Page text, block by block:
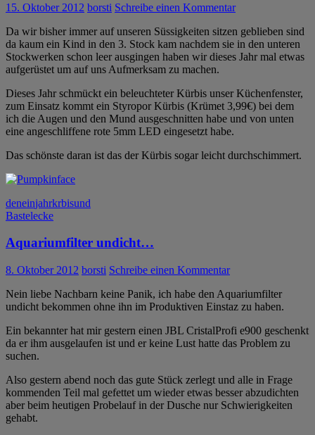
15. Oktober 2012 borsti Schreibe einen Kommentar
Da wir bisher immer auf unseren Süssigkeiten sitzen geblieben sind
da kaum ein Kind in den 3. Stock kam nachdem sie in den unteren
Stockwerken schon leer ausgingen haben wir dieses Jahr mal etwas
aufgerüstet um auf uns Aufmerksam zu machen.
Dieses Jahr schmückt ein beleuchteter Kürbis unser Küchenfenster,
zum Einsatz kommt ein Styropor Kürbis (Krümet 3,99€) bei dem
ich die Augen und den Mund ausgeschnitten habe und von unten
eine angeschliffene rote 5mm LED eingesetzt habe.
Das schönste daran ist das der Kürbis sogar leicht durchschimmert.
deneinjahrkrbisund
Bastelecke
Aquariumfilter undicht…
8. Oktober 2012 borsti Schreibe einen Kommentar
Nein liebe Nachbarn keine Panik, ich habe den Aquariumfilter
undicht bekommen ohne ihn im Produktiven Einstaz zu haben.
Ein bekannter hat mir gestern einen JBL CristalProfi e900 geschenkt
da er ihm ausgelaufen ist und er keine Lust hatte das Problem zu
suchen.
Also gestern abend noch das gute Stück zerlegt und alle in Frage
kommenden Teil mal gefettet um wieder etwas besser abzudichten
aber beim heutigen Probelauf in der Dusche nur Schwierigkeiten
gehabt.